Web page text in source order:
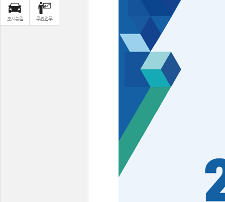
오시는길 주요업무